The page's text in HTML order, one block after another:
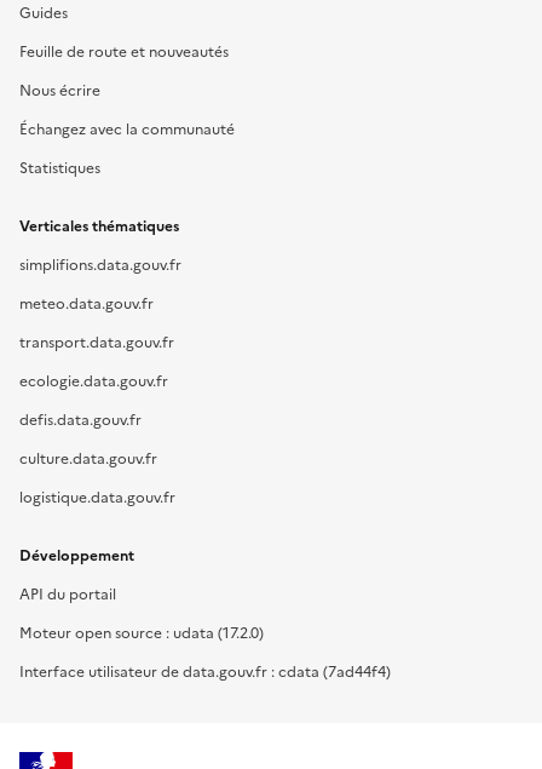
Guides
Feuille de route et nouveautés
Nous écrire
Échangez avec la communauté
Statistiques
Verticales thématiques
simplifions.data.gouv.fr
meteo.data.gouv.fr
transport.data.gouv.fr
ecologie.data.gouv.fr
defis.data.gouv.fr
culture.data.gouv.fr
logistique.data.gouv.fr
Développement
API du portail
Moteur open source : udata (17.2.0)
Interface utilisateur de data.gouv.fr : cdata (7ad44f4)